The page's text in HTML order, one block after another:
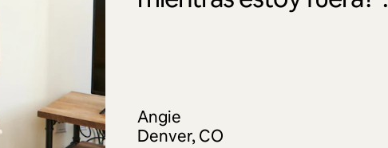
Angie
Denver, CO